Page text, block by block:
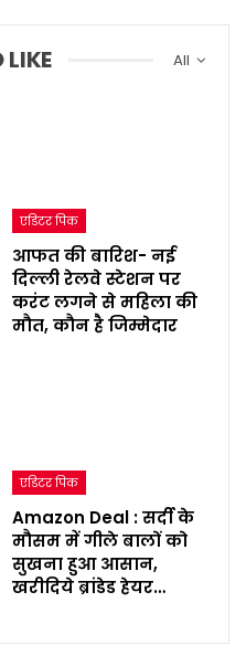
All
एडिटर पिक
आफत की बारिश- नई
दिल्ली रेलवे स्टेशन पर
करंट लगने से महिला की
मौत, कौन है जिम्मेदार
एडिटर पिक
Amazon Deal : सर्दी के
मौसम में गीले बालों को
सुखना हुआ आसान,
खरीदिये ब्रांडेड हेयर…